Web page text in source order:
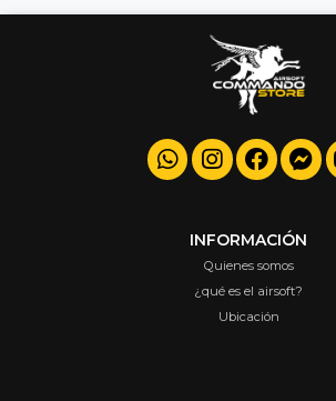
INFORMACIÓN
Quienes somos
¿qué es el airsoft?
Ubicación